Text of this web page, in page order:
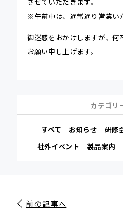
させていただきます。
※午前中は、通常通り営業い
御迷惑をおかけしますが、何
お願い申し上げます。
カテゴリ
すべて お知らせ 研修
社外イベント
製品案内
前の記事へ